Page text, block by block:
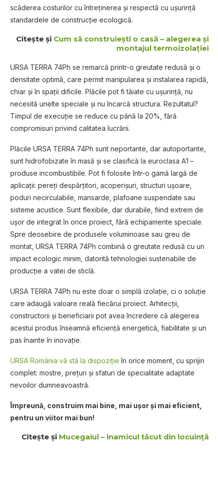
scăderea costurilor cu întreținerea și respectă cu ușurință
standardele de construcție ecologică.
Citește și Cum să construiești o casă – alegerea și
montajul termoizolației
URSA TERRA 74Ph se remarcă printr-o greutate redusă și o
densitate optimă, care permit manipularea și instalarea rapidă,
chiar și în spații dificile. Plăcile pot fi tăiate cu ușurință, nu
necesită unelte speciale și nu încarcă structura. Rezultatul?
Timpul de execuție se reduce cu până la 20%, fără
compromisuri privind calitatea lucrării.
Plăcile URSA TERRA 74Ph sunt neportante, dar autoportante,
sunt hidrofobizate în masă și se clasifică la euroclasa A1 –
produse incombustibile. Pot fi folosite într-o gamă largă de
aplicații: pereți despărțitori, acoperișuri, structuri ușoare,
poduri necirculabile, mansarde, plafoane suspendate sau
sisteme acustice. Sunt flexibile, dar durabile, fiind extrem de
ușor de integrat în orice proiect, fără echipamente speciale.
Spre deosebire de produsele voluminoase sau greu de
montat, URSA TERRA 74Ph combină o greutate redusă cu un
impact ecologic minim, datorită tehnologiei sustenabile de
producție a vatei de sticlă.
URSA TERRA 74Ph nu este doar o simplă izolație, ci o soluție
care adaugă valoare reală fiecărui proiect. Arhitecții,
constructorii și beneficiarii pot avea încredere că alegerea
acestui produs înseamnă eficiență energetică, fiabilitate și un
pas înainte în inovație.
URSA România vă stă la dispoziție în orice moment, cu sprijin
complet: mostre, prețuri și sfaturi de specialitate adaptate
nevoilor dumneavoastră.
Împreună, construim mai bine, mai ușor și mai eficient,
pentru un viitor mai bun!
Citește și Mucegaiul – inamicul tăcut din locuinţă